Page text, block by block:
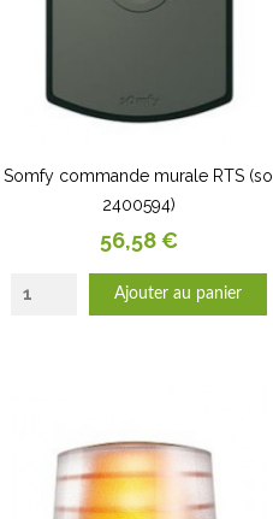
Somfy commande murale RTS (so
2400594)
Prix
56,58 €
Ajouter au panier